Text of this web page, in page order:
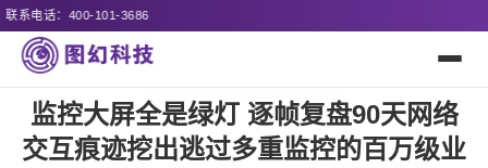
监控大屏全是绿灯 逐帧复盘90天网络
交互痕迹挖出逃过多重监控的百万级业